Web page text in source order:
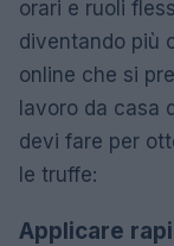
orari e ruoli
diventando più
online che si
lavoro da casa
devi fare per
le truffe:
Applicare